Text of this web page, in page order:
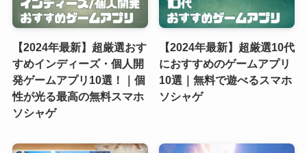
【2024年最新】超厳選おす
すめインディーズ・個人開
発ゲームアプリ10選！｜個
性が光る最高の無料スマホ
ソシャゲ
【2024年最新】超厳選10代
におすすめのゲームアプリ
10選｜無料で遊べるスマホ
ソシャゲ